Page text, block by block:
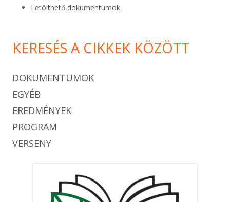
Letölthető dokumentumok
KERESÉS A CIKKEK KÖZÖTT
DOKUMENTUMOK
EGYÉB
EREDMÉNYEK
PROGRAM
VERSENY